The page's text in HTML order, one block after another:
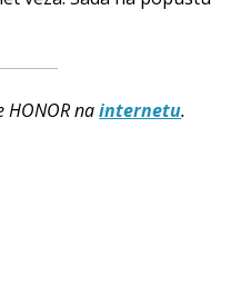
HONOR nainternetu.